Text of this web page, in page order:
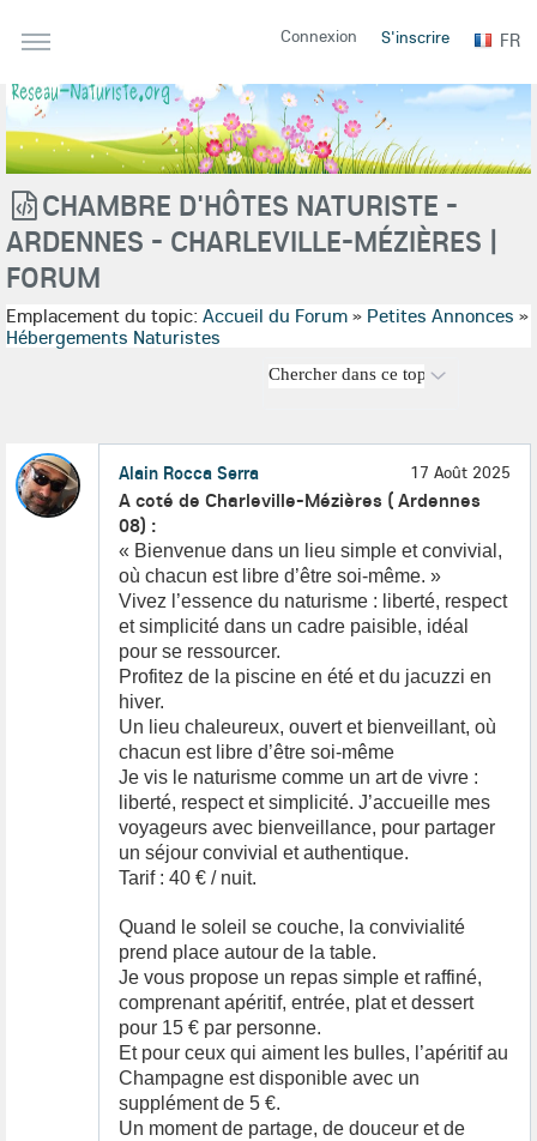
Connexion S'inscrire FR
CHAMBRE D'HÔTES NATURISTE -
ARDENNES - CHARLEVILLE-MÉZIÈRES |
FORUM
Emplacement du topic: Accueil du Forum » Petites Annonces »
Hébergements Naturistes
Alain Rocca Serra 17 Août 2025
A coté de Charleville-Mézières ( Ardennes
08) :
« Bienvenue dans un lieu simple et convivial,
où chacun est libre d’être soi-même. »
Vivez l’essence du naturisme : liberté, respect
et simplicité dans un cadre paisible, idéal
pour se ressourcer.
Profitez de la piscine en été et du jacuzzi en
hiver.
Un lieu chaleureux, ouvert et bienveillant, où
chacun est libre d’être soi-même
Je vis le naturisme comme un art de vivre :
liberté, respect et simplicité. J’accueille mes
voyageurs avec bienveillance, pour partager
un séjour convivial et authentique.
Tarif : 40 € / nuit.
Quand le soleil se couche, la convivialité
prend place autour de la table.
Je vous propose un repas simple et raffiné,
comprenant apéritif, entrée, plat et dessert
pour 15 € par personne.
Et pour ceux qui aiment les bulles, l’apéritif au
Champagne est disponible avec un
supplément de 5 €.
Un moment de partage, de douceur et de